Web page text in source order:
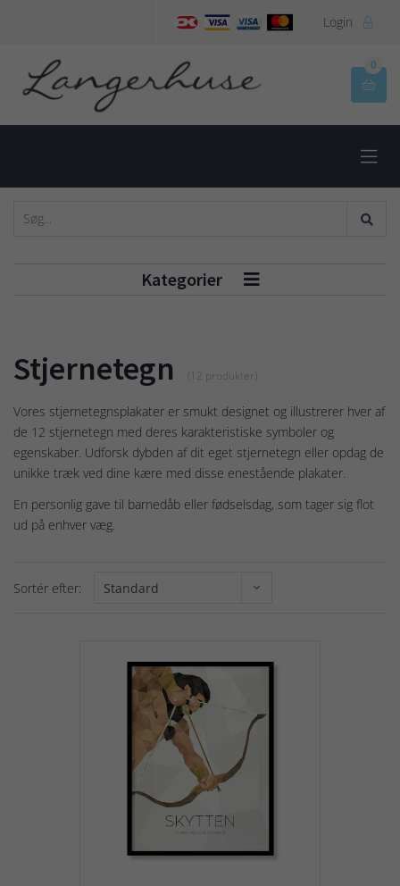
Login 

0

Kategorier 
Stjernetegn (12 produkter)
Vores stjernetegnsplakater er smukt designet og illustrerer hver af
de 12 stjernetegn med deres karakteristiske symboler og
egenskaber. Udforsk dybden af dit eget stjernetegn eller opdag de
unikke træk ved dine kære med disse enestående plakater.
En personlig gave til barnedåb eller fødselsdag, som tager sig flot
ud på enhver væg.
Sortér efter: